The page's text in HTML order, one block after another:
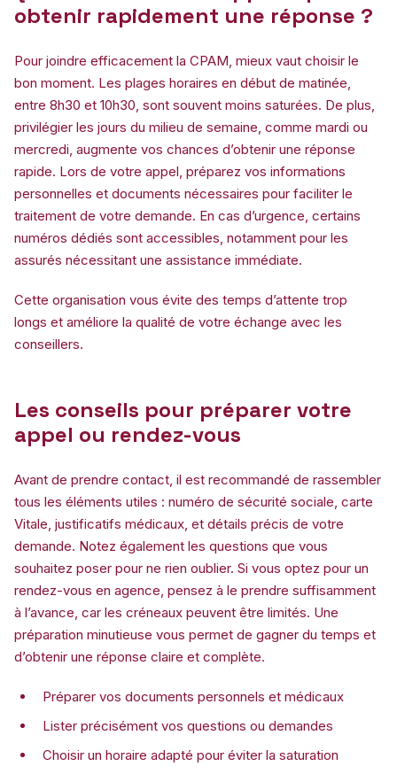
obtenir rapidement une réponse ?
Pour joindre efficacement la CPAM, mieux vaut choisir le
bon moment. Les plages horaires en début de matinée,
entre 8h30 et 10h30, sont souvent moins saturées. De plus,
privilégier les jours du milieu de semaine, comme mardi ou
mercredi, augmente vos chances d’obtenir une réponse
rapide. Lors de votre appel, préparez vos informations
personnelles et documents nécessaires pour faciliter le
traitement de votre demande. En cas d’urgence, certains
numéros dédiés sont accessibles, notamment pour les
assurés nécessitant une assistance immédiate.
Cette organisation vous évite des temps d’attente trop
longs et améliore la qualité de votre échange avec les
conseillers.
Les conseils pour préparer votre
appel ou rendez-vous
Avant de prendre contact, il est recommandé de rassembler
tous les éléments utiles : numéro de sécurité sociale, carte
Vitale, justificatifs médicaux, et détails précis de votre
demande. Notez également les questions que vous
souhaitez poser pour ne rien oublier. Si vous optez pour un
rendez-vous en agence, pensez à le prendre suffisamment
à l’avance, car les créneaux peuvent être limités. Une
préparation minutieuse vous permet de gagner du temps et
d’obtenir une réponse claire et complète.
Préparer vos documents personnels et médicaux
Lister précisément vos questions ou demandes
Choisir un horaire adapté pour éviter la saturation